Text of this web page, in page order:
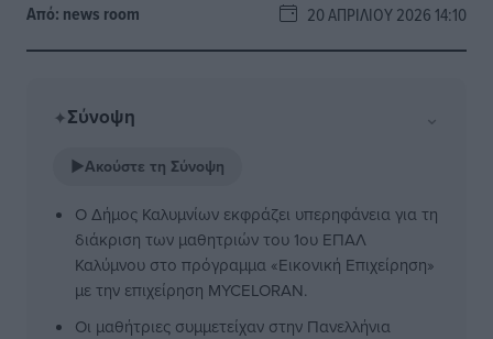
Από: news room 20 ΑΠΡΙΛΊΟΥ 2026 14:10
✦Σύνοψη ⌄
▶Ακούστε τη Σύνοψη
Ο Δήμος Καλυμνίων εκφράζει υπερηφάνεια για τη
διάκριση των μαθητριών του 1ου ΕΠΑΛ
Καλύμνου στο πρόγραμμα «Εικονική Επιχείρηση»
με την επιχείρηση MYCELORAN.
Οι μαθήτριες συμμετείχαν στην Πανελλήνια